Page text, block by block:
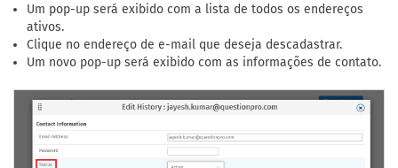
Um pop-up será exibido com a lista de todos os endereços
ativos.
Clique no endereço de e-mail que deseja descadastrar.
Um novo pop-up será exibido com as informações de contato.